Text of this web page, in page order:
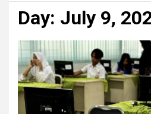
Day: July 9,